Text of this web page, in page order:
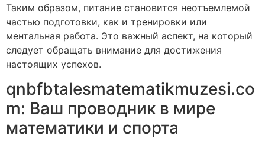
Таким образом, питание становится неотъемлемой
частью подготовки, как и тренировки или
ментальная работа. Это важный аспект, на который
следует обращать внимание для достижения
настоящих успехов.
qnbfbtalesmatematikmuzesi.co
m: Ваш проводник в мире
математики и спорта